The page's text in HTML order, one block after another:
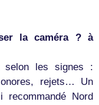
la caméra ? à
selon les signes :
rejets… Un
recommandé Nord